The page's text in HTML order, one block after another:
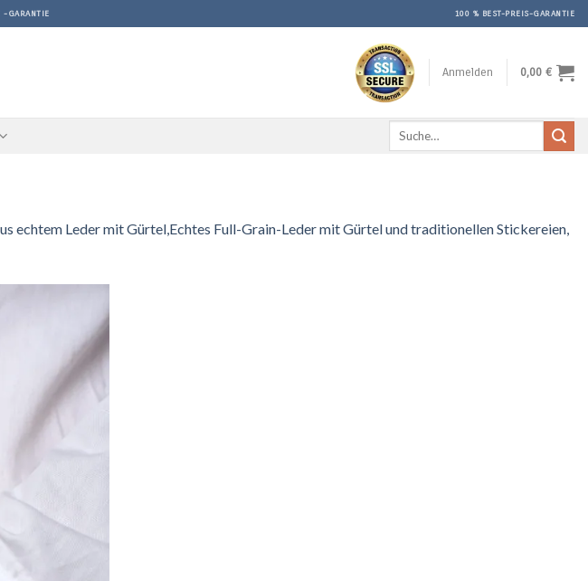
-GARANTIE 100 % BEST-PREIS-GARANTIE
Anmelden 0,00 €
Suche
echtem Leder mit Gürtel,Echtes Full-Grain-Leder mit Gürtel und traditionellen Stickereien,